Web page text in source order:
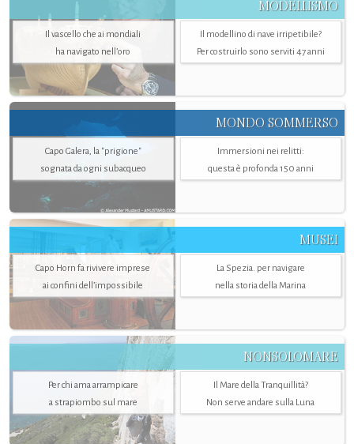
MODELLISMO
Il vascello che ai mondiali
ha navigato nell’oro
Il modellino di nave irripetibile?
Per costruirlo sono serviti 47 anni
MONDO SOMMERSO
Capo Galera, la "prigione"
sognata da ogni subacqueo
Immersioni nei relitti:
questa è profonda 150 anni
MUSEI
Capo Horn fa rivivere imprese
ai confini dell’impossibile
La Spezia. per navigare
nella storia della Marina
NONSOLOMARE
Per chi ama arrampicare
a strapiombo sul mare
Il Mare della Tranquillità?
Non serve andare sulla Luna